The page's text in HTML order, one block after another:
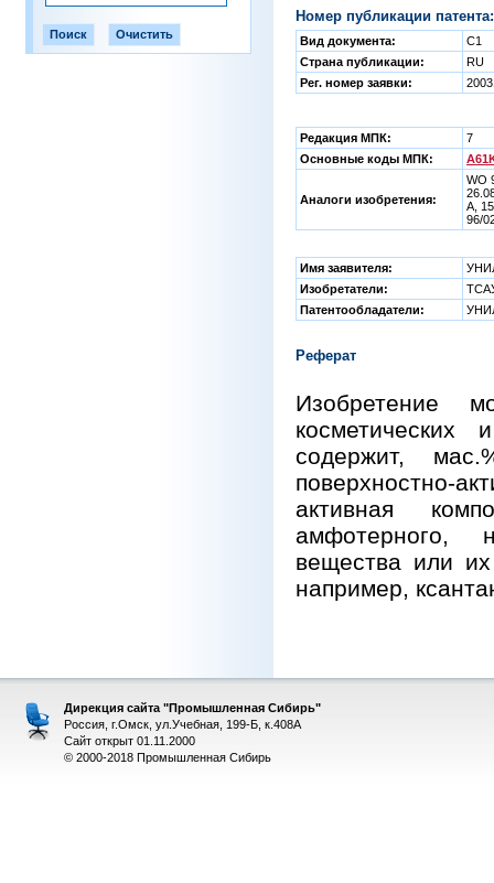
Номер публикации
Вид документа:
C1
Страна публикации:
RU
Рег. номер заявки:
Редакция МПК:
7
Основные коды МПК:
Аналоги изобретения:
WO
А,
96/
Имя заявителя:
Изобретатели:
Патентообладатели:
Реферат
Изобретение
косметических
содержит,
поверхностно-
активная
амфотерного,
вещества или
например,
Дирекция сайта "Промышленная Сибирь"
Россия, г.Омск, ул.Учебная, 199-Б, к.408А
Сайт открыт 01.11.2000
© 2000-2018 Промышленная Сибирь